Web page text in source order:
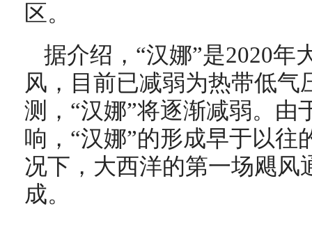
区。
据介绍，“汉娜”是2020年
风，目前已减弱为热带低气
测，“汉娜”将逐渐减弱。由
响，“汉娜”的形成早于以往
况下，大西洋的第一场飓风
成。